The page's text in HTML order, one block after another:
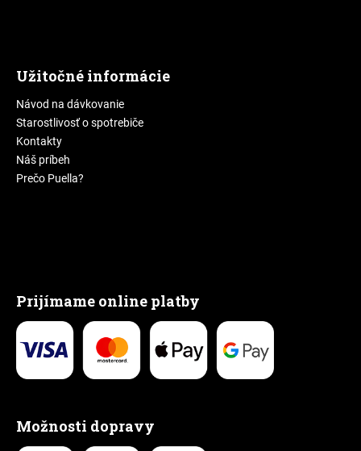
Užitočné informácie
Návod na dávkovanie
Starostlivosť o spotrebiče
Kontakty
Náš príbeh
Prečo Puella?
Prijímame online platby
Možnosti dopravy